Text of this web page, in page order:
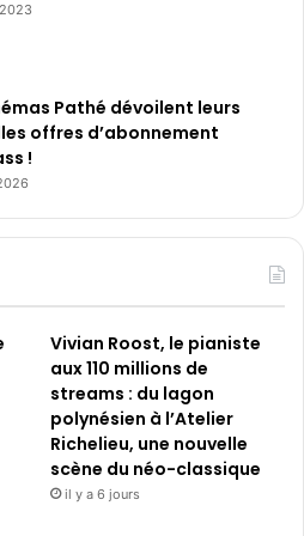
Pathé dévoilent leurs
offres d’abonnement
!
Vivian Roost, le pianiste
aux 110 millions de
streams : du lagon
polynésien à l’Atelier
Richelieu, une nouvelle
scène du néo-classique
il y a 6 jours